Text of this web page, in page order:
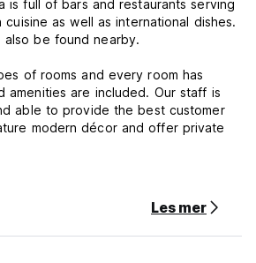
is full of bars and restaurants serving
cuisine as well as international dishes.
also be found nearby.
of rooms and every room has
amenities are included. Our staff is
able to provide the best customer
modern décor and offer private
in Marbella by walking.
and Condition:
Les mer